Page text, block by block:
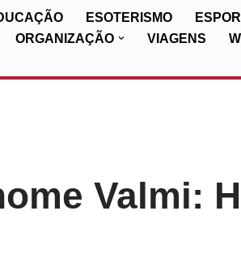
ESOTERISMO
ORGANIZAÇÃO VIAGENS
Valmi: